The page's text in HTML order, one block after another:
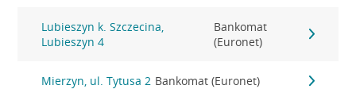
Lubieszyn k. Szczecina,
Lubieszyn 4
Bankomat
(Euronet)
Mierzyn, ul. Tytusa 2 Bankomat (Euronet)